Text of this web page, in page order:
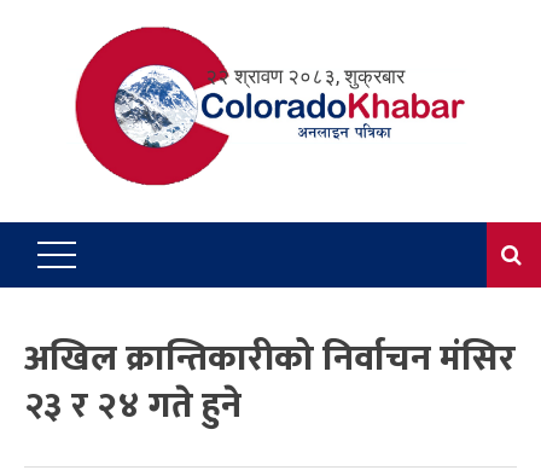
२२ श्रावण २०८३, शुक्रबार
अखिल क्रान्तिकारीको निर्वाचन मंसिर
२३ र २४ गते हुने